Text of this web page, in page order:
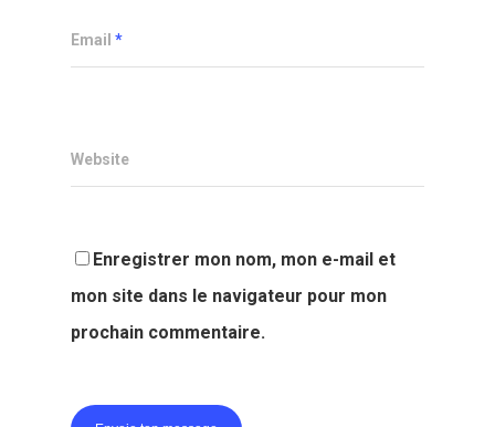
Email *
Website
Enregistrer mon nom, mon e-mail et
mon site dans le navigateur pour mon
prochain commentaire.